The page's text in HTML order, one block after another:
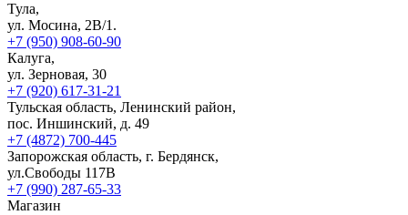
Тула,
ул. Мосина, 2В/1.
+7 (950) 908-60-90
Калуга,
ул. Зерновая, 30
+7 (920) 617-31-21
Тульская область, Ленинский район,
пос. Иншинский, д. 49
+7 (4872) 700-445
Запорожская область, г. Бердянск,
ул.Свободы 117В
+7 (990) 287-65-33
Магазин